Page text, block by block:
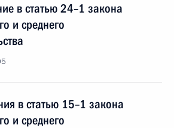
в статью 24–1 закона
и среднего
в статью 15–1 закона
и среднего